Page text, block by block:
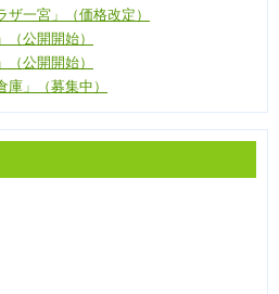
一宮」（価格改定）
公開開始）
公開開始）
」（募集中）